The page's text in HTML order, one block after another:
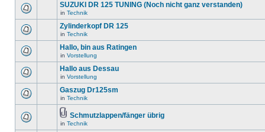
SUZUKI DR 125 TUNING (Noch nicht ganz verstanden)
in Technik
Zylinderkopf DR 125
in Technik
Hallo, bin aus Ratingen
in Vorstellung
Hallo aus Dessau
in Vorstellung
Gaszug Dr125sm
in Technik
Schmutzlappen/fänger übrig
in Technik